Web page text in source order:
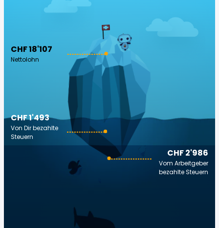
CHF 18'107
Nettolohn
CHF 2'986
Vom Arbeitgeber
bezahlte Steuern
CHF 1'493
Von Dir bezahlte
Steuern